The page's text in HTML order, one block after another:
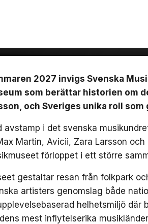
2027 invigs Svenska
som berättar historien om
och Sveriges unika roll
avstamp i det svenska
Martin, Avicii, Zara Larsson
förloppet i ett större
gestaltar resan från folkpark
artisters genomslag både
helhetsmiljö
mest inflytelserika